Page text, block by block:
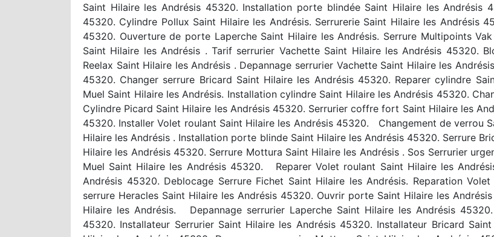
Saint Hilaire les Andrésis 45320. Installation porte blindée Saint Hilaire les Andrésis
45320. Cylindre Pollux Saint Hilaire les Andrésis. Serrurerie Saint Hilaire les Andrésis
45320. Ouverture de porte Laperche Saint Hilaire les Andrésis. Serrure Multipoints
Saint Hilaire les Andrésis . Tarif serrurier Vachette Saint Hilaire les Andrésis 45320.
Reelax Saint Hilaire les Andrésis . Depannage serrurier Vachette Saint Hilaire les
45320. Changer serrure Bricard Saint Hilaire les Andrésis 45320. Reparer cylindre
Muel Saint Hilaire les Andrésis. Installation cylindre Saint Hilaire les Andrésis 45320.
Cylindre Picard Saint Hilaire les Andrésis 45320. Serrurier coffre fort Saint Hilaire les
45320. Installer Volet roulant Saint Hilaire les Andrésis 45320. Changement de verrou
Hilaire les Andrésis . Installation porte blinde Saint Hilaire les Andrésis 45320. Serrure
Hilaire les Andrésis 45320. Serrure Mottura Saint Hilaire les Andrésis . Sos Serrurier
Muel Saint Hilaire les Andrésis 45320. Reparer Volet roulant Saint Hilaire les
Andrésis 45320. Deblocage Serrure Fichet Saint Hilaire les Andrésis. Reparation
serrure Heracles Saint Hilaire les Andrésis 45320. Ouvrir porte Saint Hilaire les
Hilaire les Andrésis. Depannage serrurier Laperche Saint Hilaire les Andrésis
45320. Installateur Serrurier Saint Hilaire les Andrésis 45320. Installateur Bricard